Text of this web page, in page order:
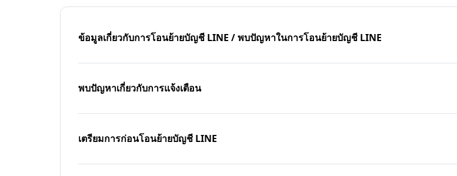
ข้อมูลเกี่ยวกับการโอนย้ายบัญชี LINE / พบปัญหาในการโอนย้ายบัญชี LINE
พบปัญหาเกี่ยวกับการแจ้งเตือน
เตรียมการก่อนโอนย้ายบัญชี LINE